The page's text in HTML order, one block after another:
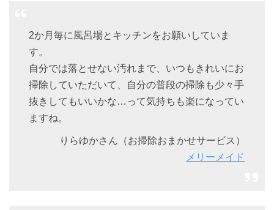
2か月毎に風呂場とキッチンをお願いしていま
す。
自分では落とせない汚れまで、いつもきれいにお
掃除していただいて、自分の普段の掃除も少々手
抜きしてもいいかな…って気持ちも楽になってい
ますね。
りらゆかさん（お掃除おまかせサービス）
メリーメイド